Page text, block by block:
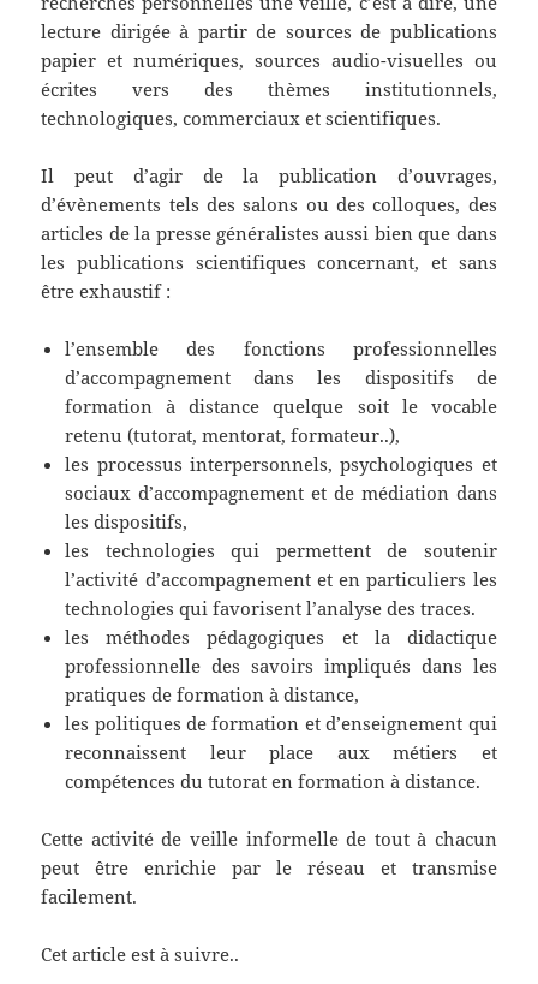
lecture dirigée à partir de sources de publications
papier et numériques, sources audio-visuelles ou
écrites vers des thèmes institutionnels,
technologiques, commerciaux et scientifiques.
Il peut d’agir de la publication d’ouvrages,
d’évènements tels des salons ou des colloques, des
articles de la presse généralistes aussi bien que dans
les publications scientifiques concernant, et sans
être exhaustif :
l’ensemble des fonctions professionnelles
d’accompagnement dans les dispositifs de
formation à distance quelque soit le vocable
retenu (tutorat, mentorat, formateur..),
les processus interpersonnels, psychologiques et
sociaux d’accompagnement et de médiation dans
les dispositifs,
les technologies qui permettent de soutenir
l’activité d’accompagnement et en particuliers les
technologies qui favorisent l’analyse des traces.
les méthodes pédagogiques et la didactique
professionnelle des savoirs impliqués dans les
pratiques de formation à distance,
les politiques de formation et d’enseignement qui
reconnaissent leur place aux métiers et
compétences du tutorat en formation à distance.
Cette activité de veille informelle de tout à chacun
peut être enrichie par le réseau et transmise
facilement.
Cet article est à suivre..